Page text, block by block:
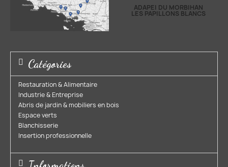
ADAPEI DU MORBIHAN
LES PAPILLONS BLANCS
Catégories
Restauration & Alimentaire
Industrie & Entreprise​
Abris de jardin & mobiliers en bois​
Espace verts​
Blanchisserie​
Insertion professionnelle​